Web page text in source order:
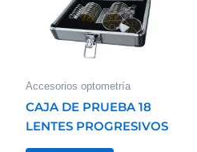
Accesorios optometría
CAJA DE PRUEBA 18
LENTES PROGRESIVOS